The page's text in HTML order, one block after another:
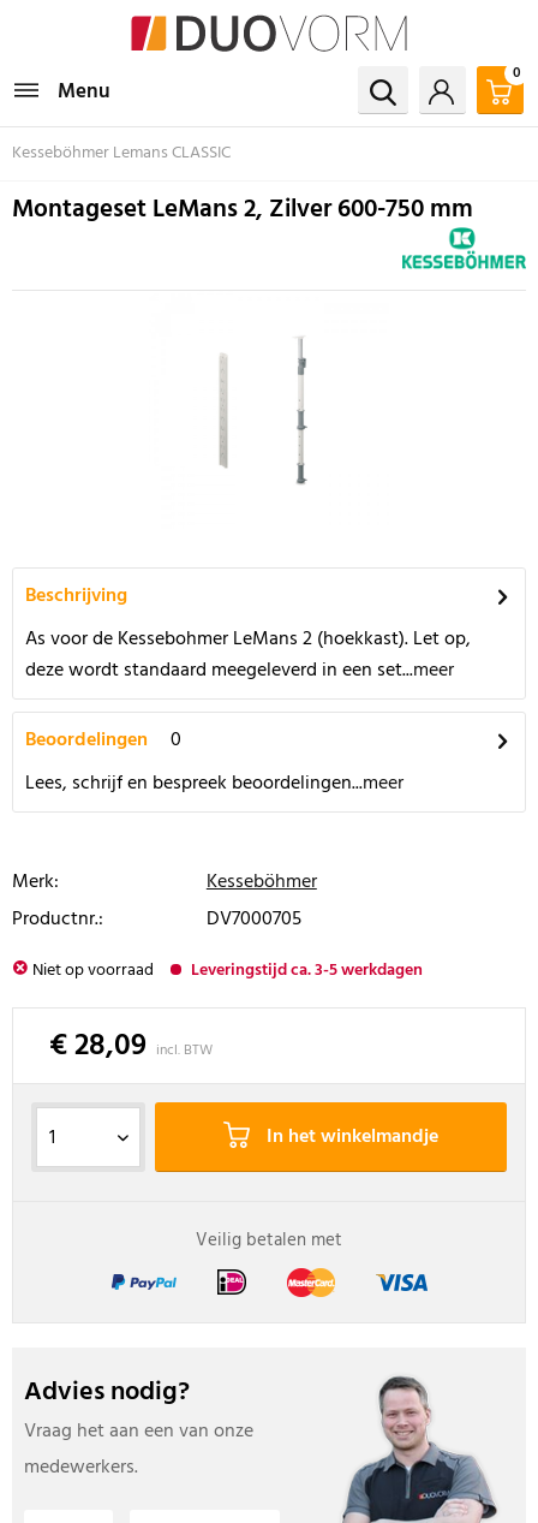
Menu
0
Kesseböhmer Lemans CLASSIC
Montageset LeMans 2, Zilver 600-750 mm
Beschrijving
As voor de Kessebohmer LeMans 2 (hoekkast). Let op,
deze wordt standaard meegeleverd in een set...meer
Beoordelingen
0
Lees, schrijf en bespreek beoordelingen...meer
Merk:
Kesseböhmer
Productnr.:
DV7000705
Niet op voorraad Leveringstijd ca. 3-5 werkdagen
€ 28,09 incl. BTW
In het winkelmandje
Veilig betalen met
Advies nodig?
Vraag het aan een van onze
medewerkers.